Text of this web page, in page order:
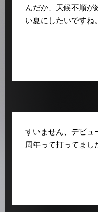
んだか、天候不順が
い夏にしたいですね。
すいません、デビュ
周年って打ってまし